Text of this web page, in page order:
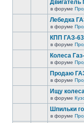
Двигатель
в форуме
Лебедка
в форуме
КПП ГАЗ-
в форуме
Колеса
в форуме
Продаю
в форуме
Ищу
в форуме
Шпильки
в форуме